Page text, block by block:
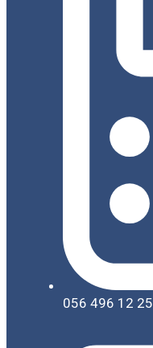
056 496 12 25